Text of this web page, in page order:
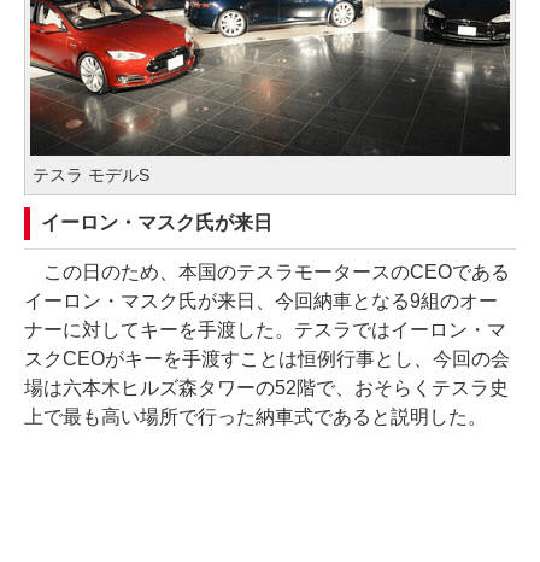
テスラ モデルS
イーロン・マスク氏が来日
この日のため、本国のテスラモータースのCEOである
イーロン・マスク氏が来日、今回納車となる9組のオー
ナーに対してキーを手渡した。テスラではイーロン・マ
スクCEOがキーを手渡すことは恒例行事とし、今回の会
場は六本木ヒルズ森タワーの52階で、おそらくテスラ史
上で最も高い場所で行った納車式であると説明した。